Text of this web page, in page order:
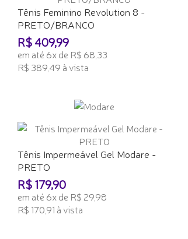
Tênis Feminino Revolution 8 -
PRETO/BRANCO
R$ 409,99
em até 6x de R$ 68,33
R$ 389,49 à vista
Tênis Impermeável Gel Modare -
PRETO
R$ 179,90
em até 6x de R$ 29,98
R$ 170,91 à vista